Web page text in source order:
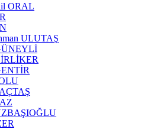
ORAL
ULUTAŞ